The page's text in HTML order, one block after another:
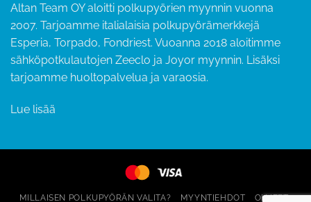
Altan Team OY aloitti polkupyörien myynnin vuonna
2007. Tarjoamme italialaisia polkupyörämerkkejä
Esperia, Torpado, Fondriest. Vuoanna 2018 aloitimme
sähköpotkulautojen Zeeclo ja Joyor myynnin. Lisäksi
tarjoamme huoltopalvelua ja varaosia.
Lue lisää
MILLAISEN POLKUPYÖRÄN VALITA? MYYNTIEHDOT
OHJEET